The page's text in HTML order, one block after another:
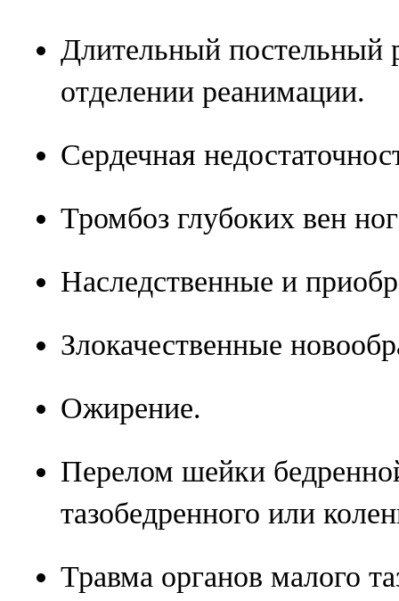
Длительный постельный
отделении реанимации.
Сердечная
Тромбоз глубоких вен
Наследственные и
Злокачественные
Ожирение.
Перелом шейки
тазобедренного или
Травма органов малого